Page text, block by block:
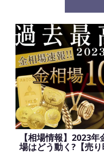
【相場情報】2023
場はどう動く?【売り